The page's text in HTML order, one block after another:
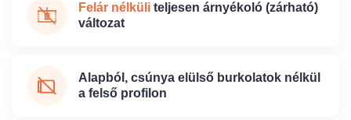
Felár nélküli teljesen árnyékoló (zárható)
változat
Alapból, csúnya elülső burkolatok nélkül
a felső profilon